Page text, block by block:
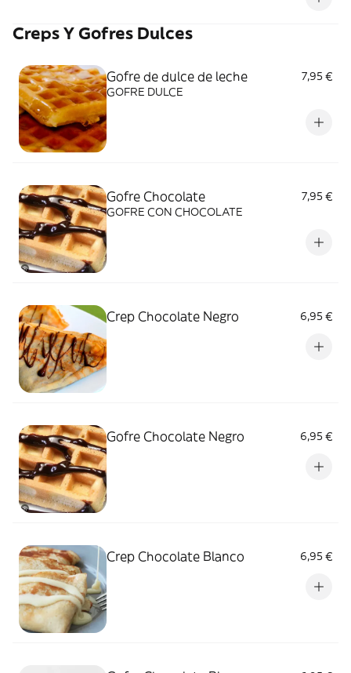
Creps Y Gofres Dulces
Gofre de dulce de leche
7,95 €
GOFRE DULCE
Gofre Chocolate
7,95 €
GOFRE CON CHOCOLATE
Crep Chocolate Negro 6,95 €
Gofre Chocolate Negro 6,95 €
Crep Chocolate Blanco 6,95 €